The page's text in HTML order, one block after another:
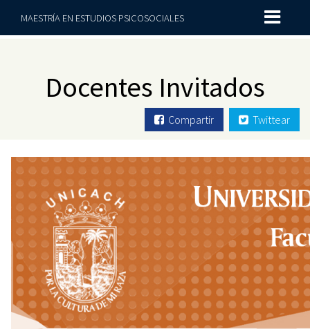
MAESTRÍA EN ESTUDIOS PSICOSOCIALES
Docentes Invitados
Compartir Twittear